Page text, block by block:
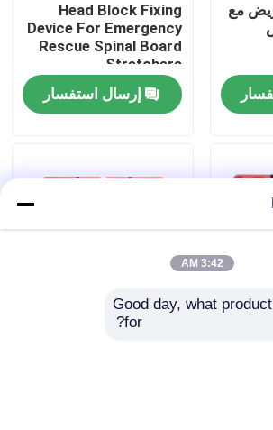
مع
Head Block Fixing
Device For Emergency
Rescue Spinal Board
Stretchers
إرسال استفسار
3:42 AM
Good day, what
for?